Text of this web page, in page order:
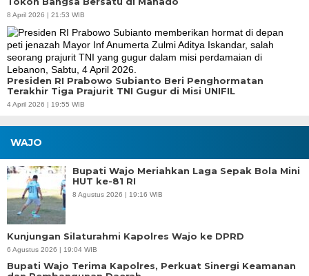
8 April 2026 | 21:53 WIB
Presiden RI Prabowo Subianto Beri Penghormatan
Terakhir Tiga Prajurit TNI Gugur di Misi UNIFIL
4 April 2026 | 19:55 WIB
WAJO
Bupati Wajo Meriahkan Laga Sepak Bola Mini
HUT ke-81 RI
8 Agustus 2026 | 19:16 WIB
Kunjungan Silaturahmi Kapolres Wajo ke DPRD
6 Agustus 2026 | 19:04 WIB
Bupati Wajo Terima Kapolres, Perkuat Sinergi Keamanan